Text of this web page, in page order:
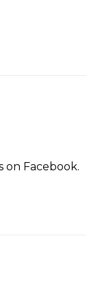
on Facebook.